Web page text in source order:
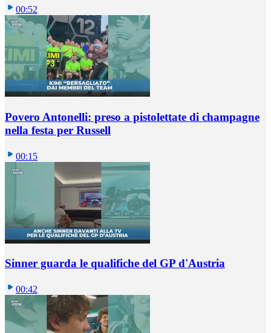
00:52
Povero Antonelli: preso a pistolettate di champagne
nella festa per Russell
00:15
Sinner guarda le qualifiche del GP d'Austria
00:42